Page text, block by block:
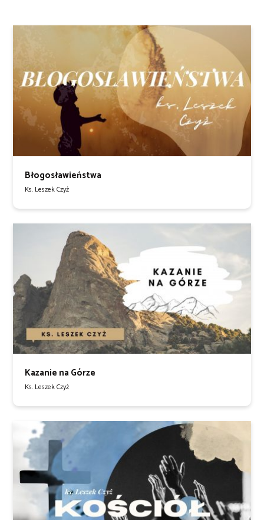
Błogosławieństwa
Ks. Leszek Czyż
Kazanie na Górze
Ks. Leszek Czyż